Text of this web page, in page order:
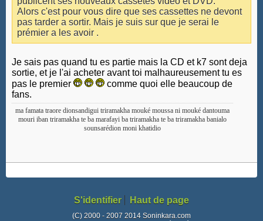
Alors c'est pour vous dire que ses cassettes ne devont
pas tarder a sortir. Mais je suis sur que je serai le
prémier a les avoir .
Je sais pas quand tu es partie mais la CD et k7 sont deja
sortie, et je l'ai acheter avant toi malhaureusement tu es
pas le premier
comme quoi elle beaucoup de
fans.
ma famata traore dionsandigui triramakha mouké moussa ni mouké dantouma
mouri iban triramakha te ba marafayi ba triramakha te ba triramakha banialo
sounsarédion moni khatidio
S'identifier Haut de page
(C) 2000 - 2007 2014 Soninkara.com